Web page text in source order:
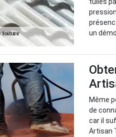
un
Même
de
car il
Artisan